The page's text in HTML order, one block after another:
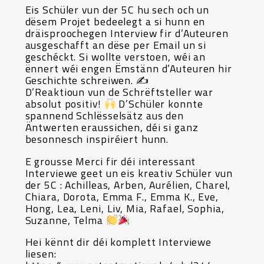
Eis Schüler vun der 5C hu sech och un
dësem Projet bedeelegt a si hunn en
dräisproochegen Interview fir d’Auteuren
ausgeschafft an dëse per Email un si
geschéckt. Si wollte verstoen, wéi an
ënnert wéi engen Ëmstänn d’Auteuren hir
Geschichte schreiwen. ✍️
D’Reaktioun vun de Schrëftsteller war
absolut positiv! D’Schüler konnte
spannend Schlësselsätz aus den
Äntwerten eraussichen, déi si ganz
besonnesch inspiréiert hunn.
E grousse Merci fir déi interessant
Interviewe geet un eis kreativ Schüler vun
der 5C : Achilleas, Arben, Aurélien, Charel,
Chiara, Dorota, Emma F., Emma K., Eve,
Hong, Lea, Leni, Liv, Mia, Rafael, Sophia,
Suzanne, Telma
Hei kënnt dir déi komplett Interviewe
liesen: